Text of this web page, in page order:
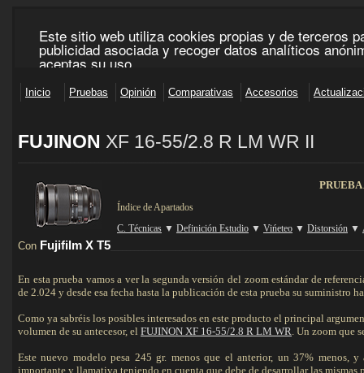
FUJINON XF 16-55/2.8 R LM WR II
Índice de Apartados
C. Técnicas ▼ Definición Estudio ▼ Vińeteo ▼ Distorsión ▼
Con Fujifilm X T5
En esta prueba vamos a ver la segunda versión del zoom estándar de
de 2.024 y desde esa fecha hasta la publicación de esta prueba su suministro
Como ya sabréis los posibles interesados en este producto el principal
volumen de su antecesor, el FUJINON XF 16-55/2.8 R LM WR. Un zoom que
Este nuevo modelo pesa 245 gr. menos que el anterior, un 37% menos,
importante y llamativa teniendo en cuenta que debe de desarrollar las mismas